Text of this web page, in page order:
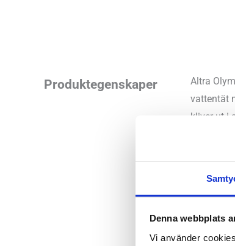
Denna webbplats
Vi använder
Produktegenskaper
Altra
vattentät
kliver ut i
går inte